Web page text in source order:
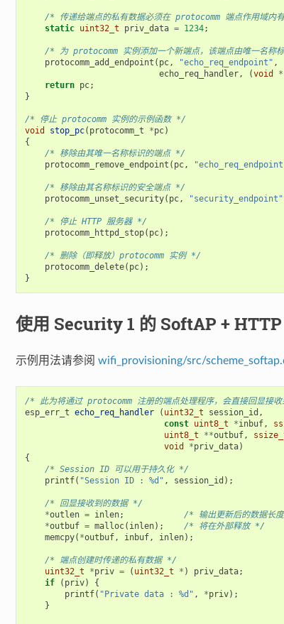
/* 传递给端点的私有数据必须在 protocomm 端点作用域内有
static uint32_t priv_data = 1234;
/* 为 protocomm 实例添加一个新端点，该端点由唯一名称标
protocomm_add_endpoint ( pc, "echo_req_endpoint" ,
echo_req_handler, (void *
return pc;
}
/* 停止 protocomm 实例的示例函数 */
void
stop_pc( protocomm_t *pc)
{
/* 移除由其唯一名称标识的端点 */
protocomm_remove_endpoint ( pc,
/* 移除由其名称标识的安全端点 */
protocomm_unset_security( pc, "security_endpoint"
/* 停止 HTTP 服务器 */
protocomm_httpd_stop( pc);
/* 删除（即释放）protocomm 实例 */
protocomm_delete( pc);
}
使用 Security 1 的 SoftAP +
示例用法请参阅 wifi_provisioning/src/
/* 此为将通过 protocomm 注册的端点处理程序，会直接回显接
esp_err_t echo_req_handler ( uint32_t session_id ,
const uint8_t *inbuf,
uint8_t
**outbuf,
void
*priv_data)
{
/* Session ID 可以用于持久化 */
printf( "Session ID : %d" , session_id );
/* 回显接收到的数据 */
*outlen = inlen;
/* 输出更新后的数据长
*outbuf = malloc( inlen);
/* 将在外部释放 */
memcpy( *outbuf, inbuf, inlen);
/* 端点创建时传递的私有数据 */
uint32_t
*priv = ( uint32_t * ) priv_data;
if
( priv)
{
printf( "Private data : %d" , *priv);
}